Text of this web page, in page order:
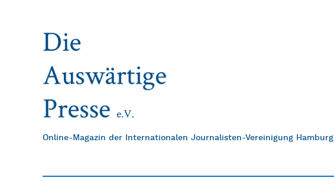
Online-Magazin der Internationalen Journalisten-Vereinigung Hamburg